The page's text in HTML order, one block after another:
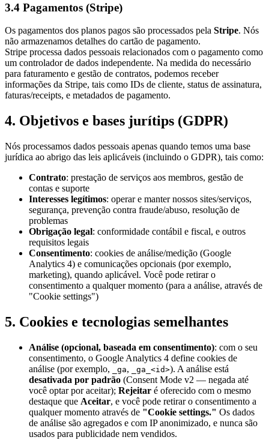
3.4 Pagamentos (Stripe)
Os pagamentos dos planos pagos são processados pela Stripe. Nós
não armazenamos detalhes do cartão de pagamento.
Stripe processa dados pessoais relacionados com o pagamento como
um controlador de dados independente. Na medida do necessário
para faturamento e gestão de contratos, podemos receber
informações da Stripe, tais como IDs de cliente, status de assinatura,
faturas/receipts, e metadados de pagamento.
4. Objetivos e bases jurítips (GDPR)
Nós processamos dados pessoais apenas quando temos uma base
jurídica ao abrigo das leis aplicáveis (incluindo o GDPR), tais como:
Contrato: prestação de serviços aos membros, gestão de
contas e suporte
Interesses legítimos: operar e manter nossos sites/serviços,
segurança, prevenção contra fraude/abuso, resolução de
problemas
Obrigação legal: conformidade contábil e fiscal, e outros
requisitos legais
Consentimento: cookies de análise/medição (Google
Analytics 4) e comunicações opcionais (por exemplo,
marketing), quando aplicável. Você pode retirar o
consentimento a qualquer momento (para a análise, através de
"Cookie settings")
5. Cookies e tecnologias semelhantes
Análise (opcional, baseada em consentimento): com o seu
consentimento, o Google Analytics 4 define cookies de
análise (por exemplo,
_ga, _ga_<id>). A análise está
desativada por padrão (Consent Mode v2 — negada até
você optar por aceitar); Rejeitar é oferecido com o mesmo
destaque que Aceitar, e você pode retirar o consentimento a
qualquer momento através de "Cookie settings." Os dados
de análise são agregados e com IP anonimizado, e nunca são
usados para publicidade nem vendidos.